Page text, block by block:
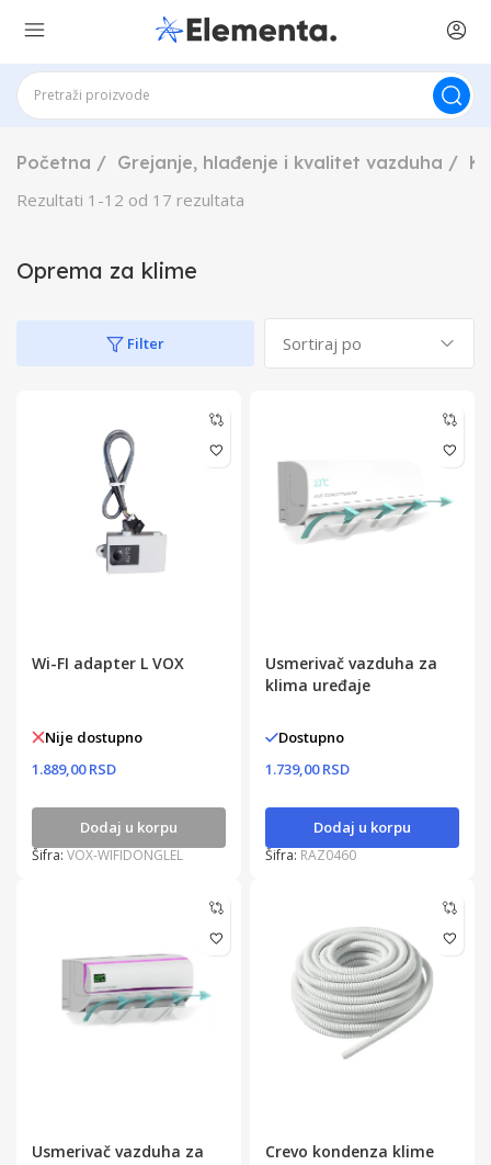
Početna Grejanje, hlađenje i kvalitet vazduha
Rezultati 1 -12 od 17 rezultata
Oprema za klime
Filter
Wi-FI adapter L VOX
Nije dostupno
1.889,00 RSD
Dodaj u korpu
Šifra: VOX-WIFIDONGLEL
Usmerivač vazduha za
klima uređaje
Dostupno
1.739,00 RSD
Dodaj u korpu
Šifra: RAZ0460
Usmerivač vazduha za
Crevo kondenza klime